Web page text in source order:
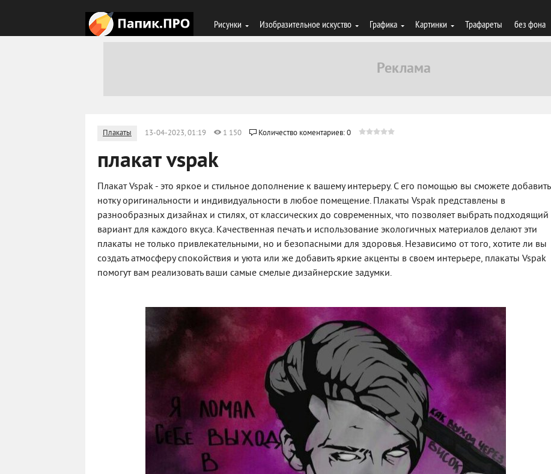
Рисунки Изобразительное искуство Графика Картинки Трафареты без фона
Плакаты 13-04-2023, 01:19 1 150 Количество коментариев: 0
плакат vspak
Плакат Vspak - это яркое и стильное дополнение к вашему интерьеру. С его помощью вы сможете добавить
нотку оригинальности и индивидуальности в любое помещение. Плакаты Vspak представлены в
разнообразных дизайнах и стилях, от классических до современных, что позволяет выбрать подходящий
вариант для каждого вкуса. Качественная печать и использование экологичных материалов делают эти
плакаты не только привлекательными, но и безопасными для здоровья. Независимо от того, хотите ли вы
создать атмосферу спокойствия и уюта или же добавить яркие акценты в своем интерьере, плакаты Vspak
помогут вам реализовать ваши самые смелые дизайнерские задумки.